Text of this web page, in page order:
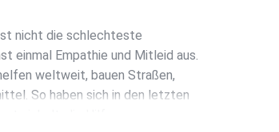
nicht die schlechteste
einmal Empathie und Mitleid aus.
weltweit, bauen Straßen,
So haben sich in den letzten